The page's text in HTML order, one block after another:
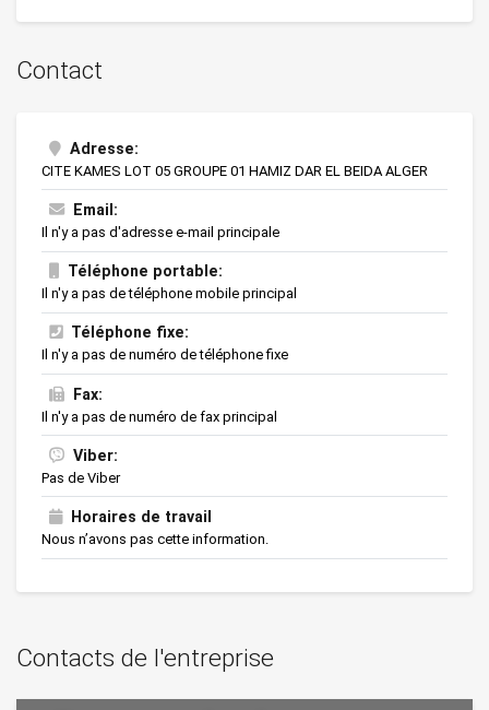
Contact
Adresse:
CITE KAMES LOT 05 GROUPE 01 HAMIZ DAR EL BEIDA ALGER
Email:
Il n'y a pas d'adresse e-mail principale
Téléphone portable:
Il n'y a pas de téléphone mobile principal
Téléphone fixe:
Il n'y a pas de numéro de téléphone fixe
Fax:
Il n'y a pas de numéro de fax principal
Viber:
Pas de Viber
Horaires de travail
Nous n’avons pas cette information.
Contacts de l'entreprise